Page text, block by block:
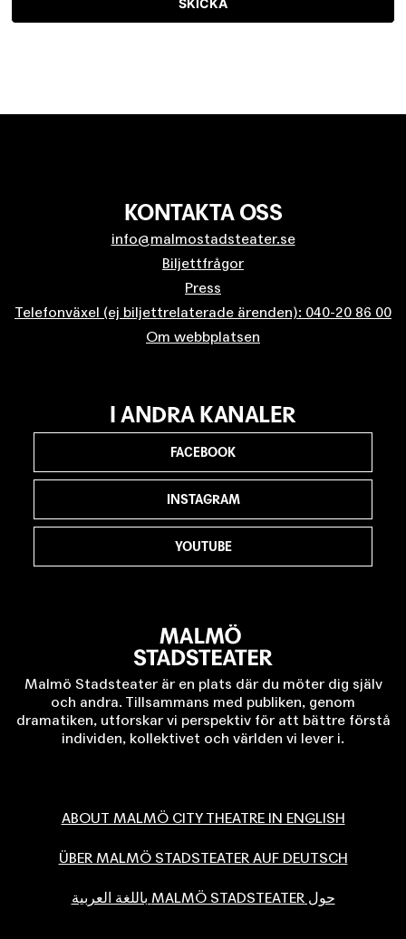
SKICKA
KONTAKTA OSS
info@malmostadsteater.se
Biljettfrågor
Press
Telefonväxel (ej biljettrelaterade ärenden): 040-20 86 00
Om webbplatsen
Malmö Stadsteater är en plats där du möter dig själv
och andra. Tillsammans med publiken, genom
dramatiken, utforskar vi perspektiv för att bättre förstå
individen, kollektivet och världen vi lever i.
ABOUT MALMÖ CITY THEATRE IN ENGLISH
ÜBER MALMÖ STADSTEATER AUF DEUTSCH
حول MALMÖ STADSTEATER باللغة العربية
I ANDRA KANALER
FACEBOOK
INSTAGRAM
YOUTUBE